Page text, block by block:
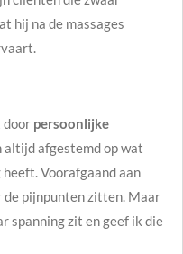
hij na de massages
door persoonlijke
altijd afgestemd op wat
Voorafgaand aan
de pijnpunten zitten. Maar
spanning zit en geef ik die